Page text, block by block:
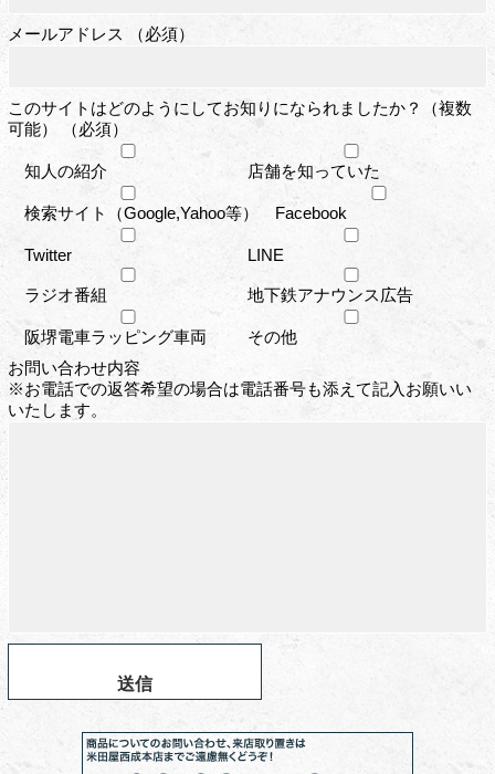
メールアドレス （必須）
このサイトはどのようにしてお知りになられましたか？（複数
可能） （必須）
知人の紹介 店舗を知っていた
検索サイト（Google,Yahoo等） Facebook
Twitter LINE
ラジオ番組 地下鉄アナウンス広告
阪堺電車ラッピング車両
その他
お問い合わせ内容
※お電話での返答希望の場合は電話番号も添えて記入お願いい
いたします。